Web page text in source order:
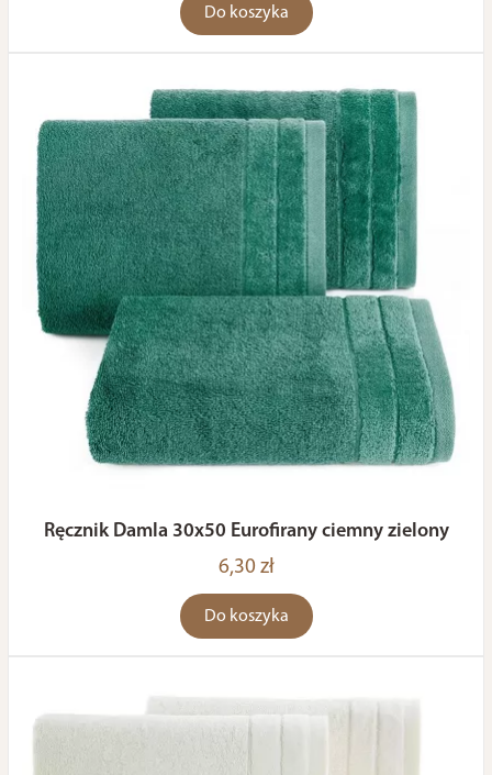
Do koszyka
Ręcznik Damla 30x50 Eurofirany ciemny zielony
6,30 zł
Do koszyka